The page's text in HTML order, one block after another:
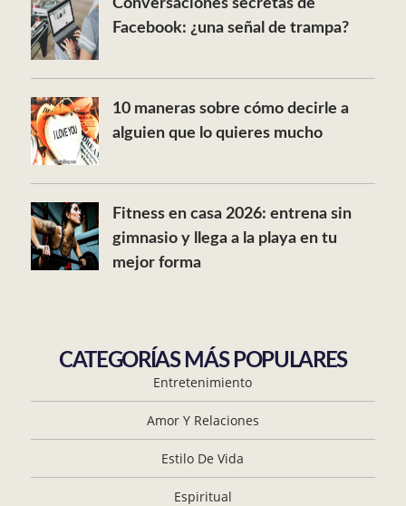
Conversaciones secretas de
Facebook: ¿una señal de trampa?
10 maneras sobre cómo decirle a
alguien que lo quieres mucho
Fitness en casa 2026: entrena sin
gimnasio y llega a la playa en tu
mejor forma
CATEGORÍAS MÁS POPULARES
Entretenimiento
Amor Y Relaciones
Estilo De Vida
Espiritual